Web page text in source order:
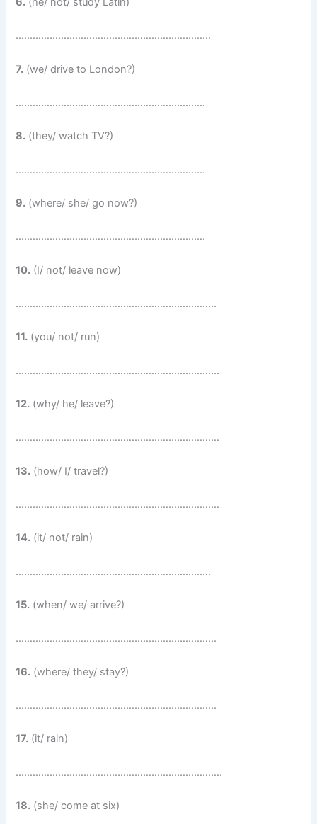
……………………………………………………………
7. (we/ drive to London?)
………………………………………………………….
8. (they/ watch TV?)
………………………………………………………….
9. (where/ she/ go now?)
………………………………………………………….
10. (I/ not/ leave now)
……………………………………………………………..
11. (you/ not/ run)
………………………………………………………………
12. (why/ he/ leave?)
………………………………………………………………
13. (how/ I/ travel?)
………………………………………………………………
14. (it/ not/ rain)
……………………………………………………………
15. (when/ we/ arrive?)
……………………………………………………………..
16. (where/ they/ stay?)
……………………………………………………………..
17. (it/ rain)
……………………………………………………………….
18. (she/ come at six)